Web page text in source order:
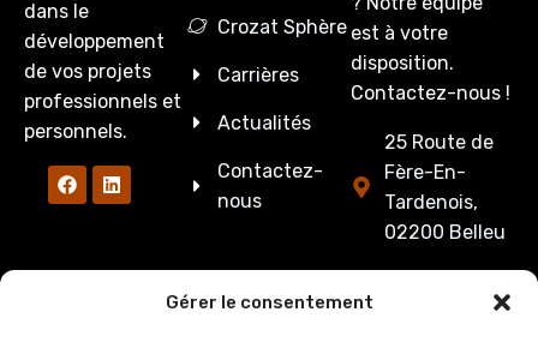
Gérer le consentement
dans le
développement
de vos projets
professionnels et
personnels.
Crozat Sphère
Carrières
Actualités
Contactez-
nous
est à votre
disposition.
Contactez-nous !
25 Route de
Fère-En-
Tardenois,
02200 Belleu